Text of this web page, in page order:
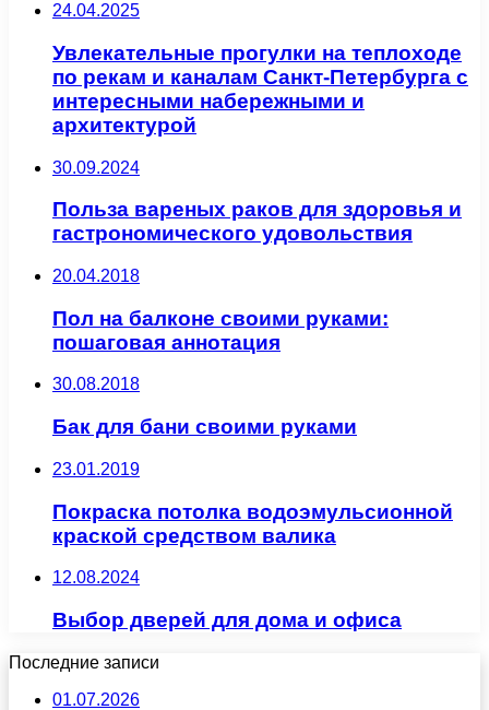
24.04.2025
Увлекательные прогулки на теплоходе
по рекам и каналам Санкт-Петербурга с
интересными набережными и
архитектурой
30.09.2024
Польза вареных раков для здоровья и
гастрономического удовольствия
20.04.2018
Пол на балконе своими руками:
пошаговая аннотация
30.08.2018
Бак для бани своими руками
23.01.2019
Покраска потолка водоэмульсионной
краской средством валика
12.08.2024
Выбор дверей для дома и офиса
Последние записи
01.07.2026